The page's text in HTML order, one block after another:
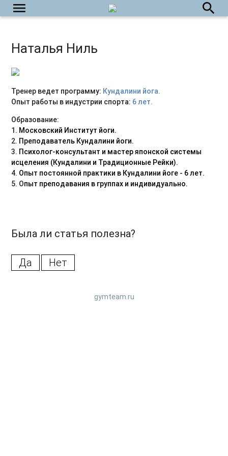
menu search
Наталья Ниль
Тренер ведет программу: Кундалини йога.
Опыт работы в индустрии спорта: 6 лет.
Образование:
1. Московский Институт йоги.
2. Преподаватель Кундалини йоги.
3. Психолог-консультант и мастер японской системы
исцеления (Кундалини и Традиционные Рейки).
4. Опыт постоянной практики в Кундалини йоге - 6 лет.
5. Опыт преподавания в группах и индивидуально.
Была ли статья полезна?
Да Нет
gymteam.ru